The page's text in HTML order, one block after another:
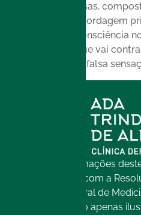
das rotinas extensas,
produtos, essa abordagem
praticidade e a consciência
uma tendência que vai
desenfreado e da falsa
Todas as informações
conformidade com a
Conselho Federal de
As imagens são apenas